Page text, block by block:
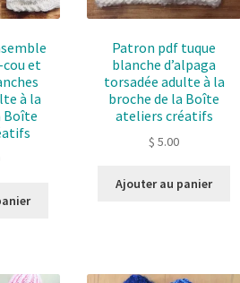
cou et
à la
Boîte
Patron pdf tuque
blanche d’alpaga
torsadée adulte à la
broche de la Boîte
ateliers créatifs
$ 5.00
Ajouter au panier